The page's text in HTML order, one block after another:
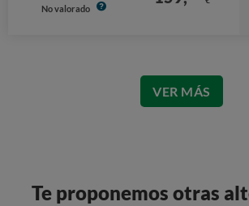
No valorado
VER MÁS
Te proponemos otras